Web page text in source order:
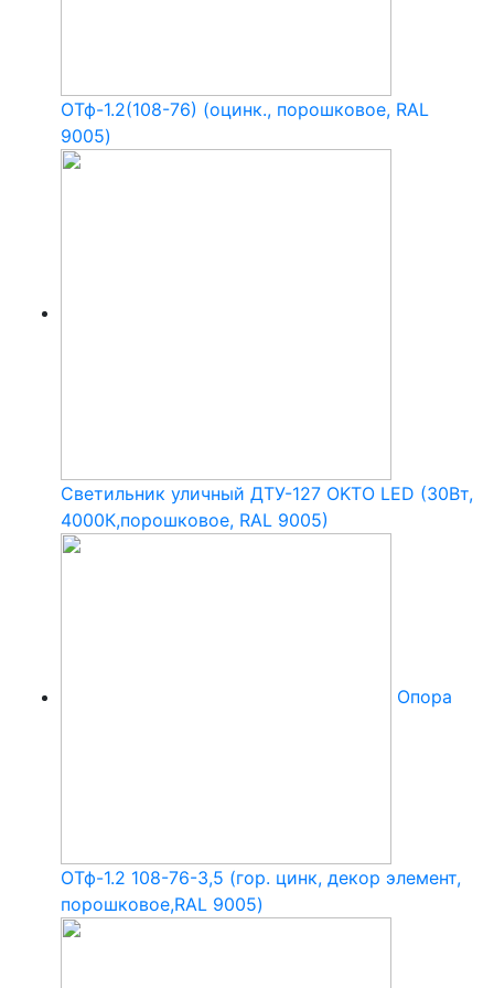
ОТф-1.2(108-76) (оцинк., порошковое, RAL
9005)
Светильник уличный ДТУ-127 OKTO LED (30Вт,
4000К,порошковое, RAL 9005)
Опора
ОТф-1.2 108-76-3,5 (гор. цинк, декор элемент,
порошковое,RAL 9005)